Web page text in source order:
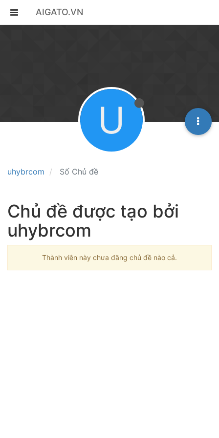
AIGATO.VN
uhybrcom Số Chủ đề
U
Chủ đề được tạo bởi
uhybrcom
Thành viên này chưa đăng chủ đề nào cả.